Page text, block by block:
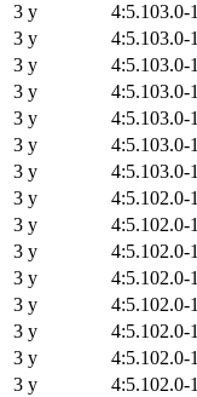
3 y
4:5.103.0-1
3 y
4:5.103.0-1
3 y
4:5.103.0-1
3 y
4:5.103.0-1
3 y
4:5.103.0-1
3 y
4:5.103.0-1
3 y
4:5.103.0-1
3 y
4:5.102.0-1
3 y
4:5.102.0-1
3 y
4:5.102.0-1
3 y
4:5.102.0-1
3 y
4:5.102.0-1
3 y
4:5.102.0-1
3 y
4:5.102.0-1
3 y
4:5.102.0-1